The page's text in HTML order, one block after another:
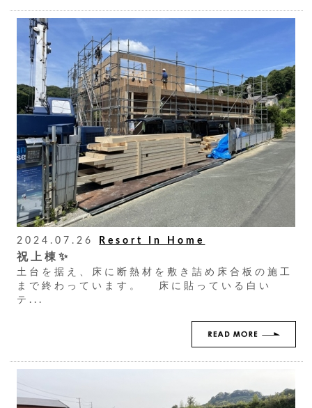
2024.07.26 Resort In Home
祝上棟✨
土台を据え、床に断熱材を敷き詰め床合板の施工
まで終わっています。 床に貼っている白い
テ...